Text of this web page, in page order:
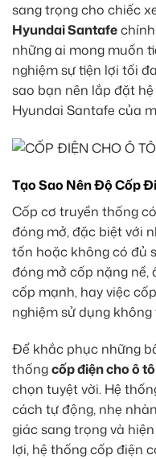
sang trọng cho chiếc
Hyundai Santafe
những ai mong muốn
nghiệm sự tiện lợi tối
sao bạn nên lắp đặt
Hyundai Santafe của
Tạo Sao Nên Độ Cốp
Cốp cơ truyền thống
đóng mở, đặc biệt với
tốn hoặc không có đủ
đóng mở cốp nặng
cốp mạnh, hay việc
nghiệm sử dụng
Để khắc phục những
thốngcốp điện cho ô
chọn tuyệt vời. Hệ
cách tự động, nhẹ
giác sang trọng và
lợi, hệ thống cốp điện